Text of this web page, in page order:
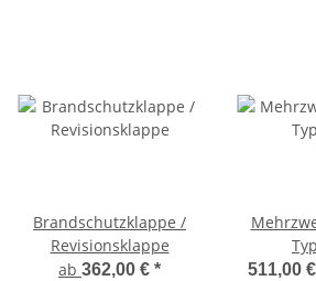
Brandschutzklappe /
Revisionsklappe
ab 362,00 € * 511,00